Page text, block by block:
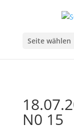
Seite wählen
N0 15